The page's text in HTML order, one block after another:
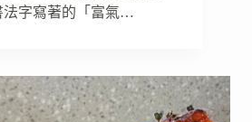
法字寫著的「富氣…